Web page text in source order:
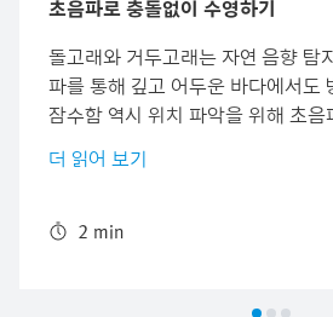
초음파로 충돌없이 수영하기
돌고래와 거두고래는 자연 음향 탐
파를 통해 깊고 어두운 바다에서도
잠수함 역시 위치 파악을 위해 초
다. 초음파 센서는 투명한 물질과
산할 수 있습니다. BionicFinWave는
없이 아크릴 유리로 만든 튜브 시스
더 읽어 보기
2 min